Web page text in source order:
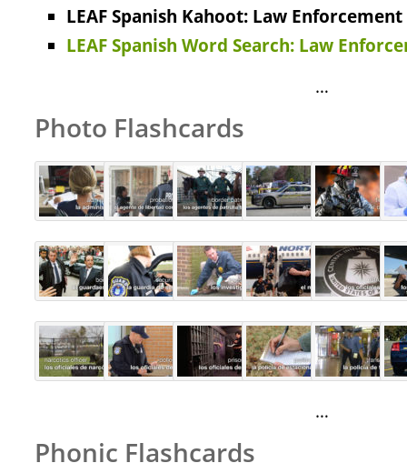
LEAF Spanish Kahoot: Law
LEAF Spanish Word Search: Law
…
Photo Flashcards
…
Phonic Flashcards